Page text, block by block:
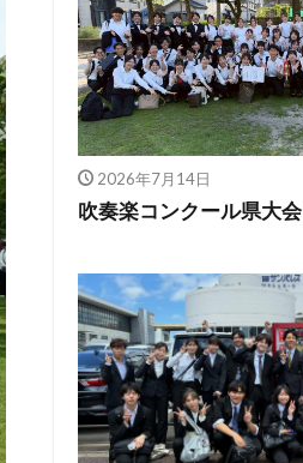
2026年7月14日
吹奏楽コンクール県大会